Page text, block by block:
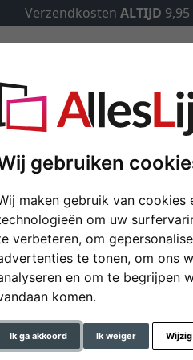
gebruiken
maken gebruik van cookies
om uw
verbeteren, om
te tonen, om ons
en om te begrijpen
komen.
Ik ga akkoord Ik weiger
Verzendkosten ALTIJD 9,95
op maat Passe-